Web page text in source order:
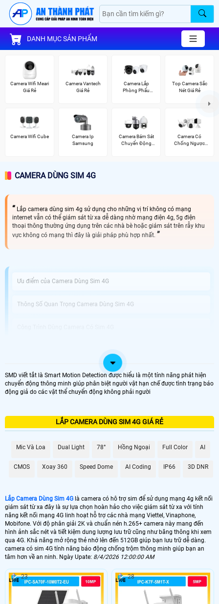
DANH MỤC SẢN PHẨM
Camera Wifi Meari
Giá Rẻ
Camera Vantech
Giá Rẻ
Camera Lắp
Phòng Phẩu
Top Camera Sắc
Nét Giá Rẻ
Camera Wifi Cube
Camera Ip
Samsung
Camera Bám Sát
Chuyển Động
Camera Có
Chống Ngược
CAMERA DÙNG SIM 4G
Lắp camera dùng sim 4g sử dụng cho những vị trí không có mạng
internet vẫn có thể giám sát từ xa dễ dàng nhờ mạng điện 4g, 5g điện
thoại thông thường ứng dụng trên các nhà bè hoặc giám sát trên rẫy khu
vực không có mạng thì đây là giải pháp phù hợp nhất.
Ưu điểm của Camera Dùng Sim 4G
Thông Số Quan Trọng Camera Dùng Sim 4G
Lắp Camera Dùng Sim 4G là lựa chọn hoàn hảo cho việc giám sát từ xa và bảo
vệ an ninh tại những vị trí không có sẵn kết nối wifi. Với thiết kế tiện lợi và tính
năng nổi bật, đây là giải pháp hiệu quả để quản lý và giám sát căn nhà, cửa
thông qua ứng dụng điện thoại di động mà không cần phải kết nối qua wifi. ♻️
Nét độc đáo hơn của sản phẩm với khả năng tải dữ liệu qua sim 4G bạn có thể
Camera Dùng Sim 4G được trang bị hệ thống báo động chống trộm thông
Độ nét cao lên đến 2k cung cấp hình ảnh rõ nét và sắc nét, giúp bạn theo dõi
mọi chi tiết một cách rõ ràng. Với kết nối ổn định và tin cậy, Camera Dùng Sim
toàn tin cậy an toàn và tiện lợi cho không gian của bạn.
SMD viết tắt là Smart Motion Detection được hiểu là một tính năng phát hiện
chuyển động thông minh giúp phân biệt người vật hạn chế được tình trạng báo
động giả do các vật thể chuyển động không phải người
LẮP CAMERA DÙNG SIM 4G GIÁ RẺ
Mic Và Loa Dual Light 78° Hồng Ngoại Full Color AI
CMOS Xoay 360 Speed Dome AI Coding IP66 3D DNR
Lắp Camera Dùng Sim 4G là camera có hô trợ sim để sử dụng mạng 4g kết nối
giám sát từ xa đây là sự lựa chọn hoàn hảo cho việc giám sát từ xa với tính
năng kết nối mạng 4G linh hoạt hỗ trợ các nhà mạng Viettel, Vinaphone,
Mobifone. Với độ phân giải 2K và chuẩn nén h.265+ camera này mang đến
hình ảnh sắc nét và tiết kiệm dung lượng lưu trữ cũng như băng thông khi xem
qua 4G. Khả năng mở rộng thẻ nhớ lên đến 512GB giúp bạn lưu trữ dễ dàng.
camera có sim 4G tính năng báo động chống trộm thông minh giúp bạn an
tâm hơn về an ninh. Ngày Upate: 8/4/2026 12:00:00 AM
23 28